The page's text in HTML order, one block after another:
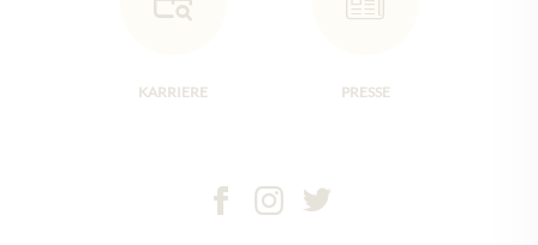
KARRIERE PRESSE